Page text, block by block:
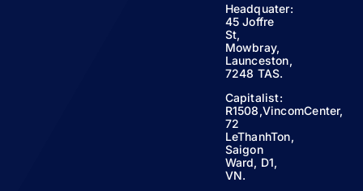
Headquater:
45 Joffre
St,
Mowbray,
Launceston,
7248 TAS.
Capitalist:
R1508,VincomCenter,
72
LeThanhTon,
Saigon
Ward, D1,
VN.